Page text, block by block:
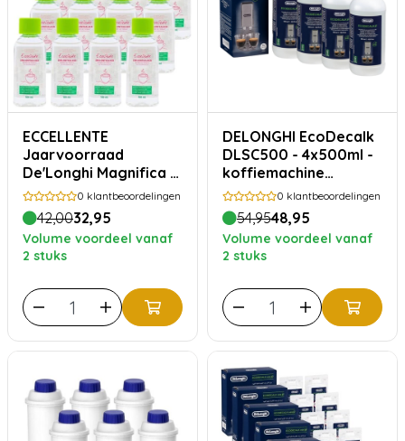
ECCELLENTE
Jaarvoorraad
De'Longhi Magnifica S
ontkalker - 12 stuks
0 klantbeoordelingen
42,0032,95
Volume voordeel vanaf
2 stuks
DELONGHI EcoDecalk
DLSC500 - 4x500ml -
koffiemachine
ontkalker
0 klantbeoordelingen
54,9548,95
Volume voordeel vanaf
2 stuks